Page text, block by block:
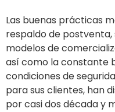
Las buenas prácticas
respaldo de
modelos de
así como la constante
condiciones de
para sus clientes, han
por casi dos década y